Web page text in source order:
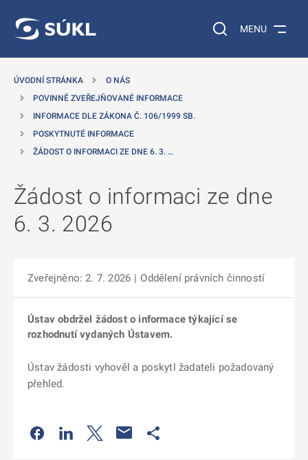
Vyhledávání na
MENU
ÚVODNÍ STRÁNKA
O NÁS
POVINNĚ ZVEŘEJŇOVANÉ INFORMACE
INFORMACE DLE ZÁKONA Č. 106/1999 SB.
POSKYTNUTÉ INFORMACE
ŽÁDOST O INFORMACI ZE DNE 6. 3. …
Žádost o informaci ze dne
6. 3. 2026
Zveřejněno: 2. 7. 2026 | Oddělení právních činností
Ústav obdržel žádost o informace týkající se
rozhodnutí vydaných Ústavem.
Ústav žádosti vyhověl a poskytl žadateli požadovaný
přehled.
Odkaz se otevře na nové kartě
Odkaz se otevře na nové kartě
Odkaz se otevře na nové kartě